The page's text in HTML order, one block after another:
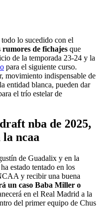
lo sucedido con el
rumores de fichajes que
de la temporada 23-24 y la
para el siguiente curso.
movimiento indispensable de
entidad blanca, pueden dar
el trío estelar de
nba de 2025,
la ncaa
de Guadalix y en la
estado tentado en los
y recibir una buena
un caso Baba Miller o
en el Real Madrid a la
del primer equipo de Chus